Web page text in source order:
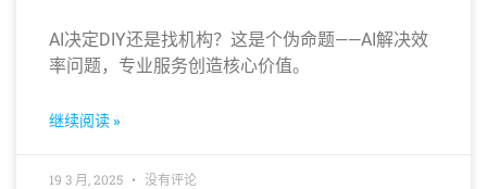
AI决定DIY还是找机构？这是个伪命题——AI解决效
率问题，专业服务创造核心价值。
继续阅读 »
19 3 月, 2025 没有评论